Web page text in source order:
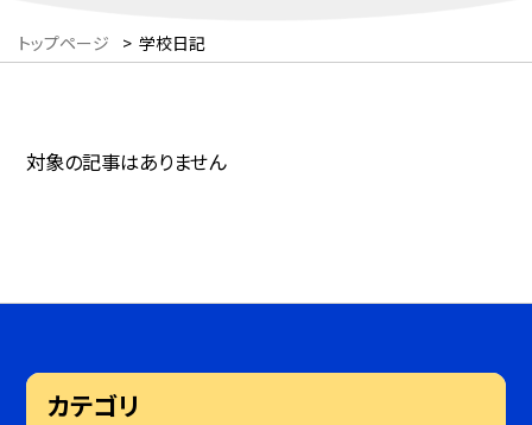
トップページ > 学校日記
対象の記事はありません
カテゴリ